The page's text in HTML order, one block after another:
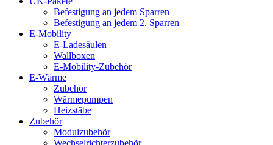
Befestigung an jedem Sparren
Befestigung an jedem 2. Sparren
E-Mobility
E-Ladesäulen
Wallboxen
E-Mobility-Zubehör
E-Wärme
Zubehör
Wärmepumpen
Heizstäbe
Zubehör
Modulzubehör